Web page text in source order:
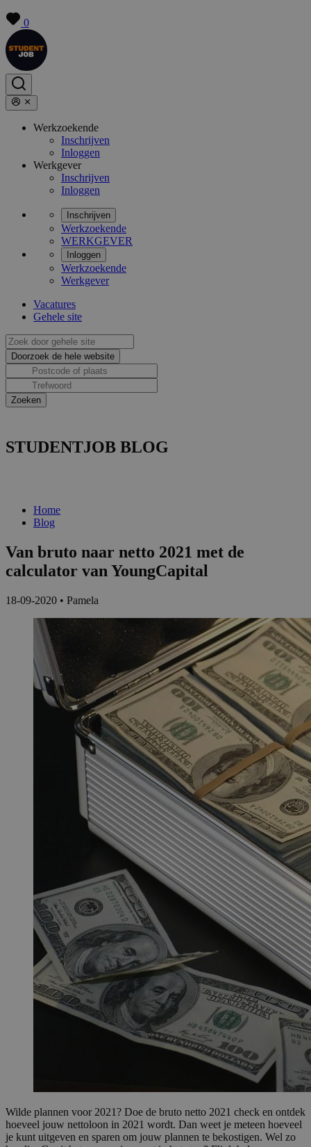
0
Werkzoekende
Inschrijven
Inloggen
Werkgever
Inschrijven
Inloggen
Inschrijven
Werkzoekende
WERKGEVER
Inloggen
Werkzoekende
Werkgever
Vacatures
Gehele site
STUDENTJOB BLOG
Home
Blog
Van bruto naar netto 2021 met de
calculator van YoungCapital
18-09-2020 • Pamela
Wilde plannen voor 2021? Doe de bruto netto 2021 check en ontdek
hoeveel jouw nettoloon in 2021 wordt. Dan weet je meteen hoeveel
je kunt uitgeven en sparen om jouw plannen te bekostigen. Wel zo